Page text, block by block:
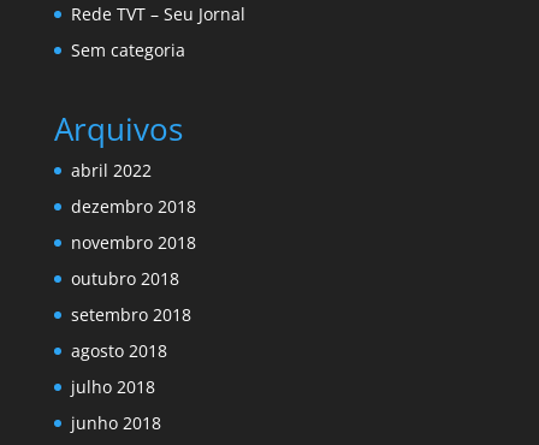
Rede TVT – Seu Jornal
Sem categoria
Arquivos
abril 2022
dezembro 2018
novembro 2018
outubro 2018
setembro 2018
agosto 2018
julho 2018
junho 2018